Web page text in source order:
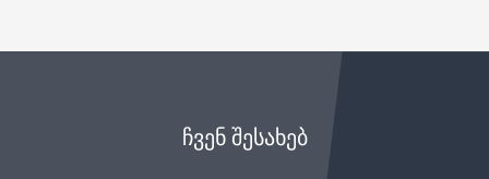
ᲩᲕᲔᲜ ᲨᲔᲡᲐᲮᲔᲑ